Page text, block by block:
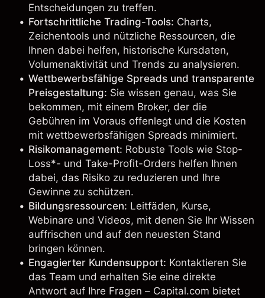
Entscheidungen zu treffen.
Fortschrittliche Trading-Tools: Charts,
Zeichentools und nützliche Ressourcen, die
Ihnen dabei helfen, historische Kursdaten,
Volumenaktivität und Trends zu analysieren.
Wettbewerbsfähige Spreads und transparente
Preisgestaltung: Sie wissen genau, was Sie
bekommen, mit einem Broker, der die
Gebühren im Voraus offenlegt und die Kosten
mit wettbewerbsfähigen Spreads minimiert.
Risikomanagement: Robuste Tools wie Stop-
Loss*- und Take-Profit-Orders helfen Ihnen
dabei, das Risiko zu reduzieren und Ihre
Gewinne zu schützen.
Bildungsressourcen: Leitfäden, Kurse,
Webinare und Videos, mit denen Sie Ihr Wissen
auffrischen und auf den neuesten Stand
bringen können.
Engagierter Kundensupport: Kontaktieren Sie
das Team und erhalten Sie eine direkte
Antwort auf Ihre Fragen – Capital.com bietet